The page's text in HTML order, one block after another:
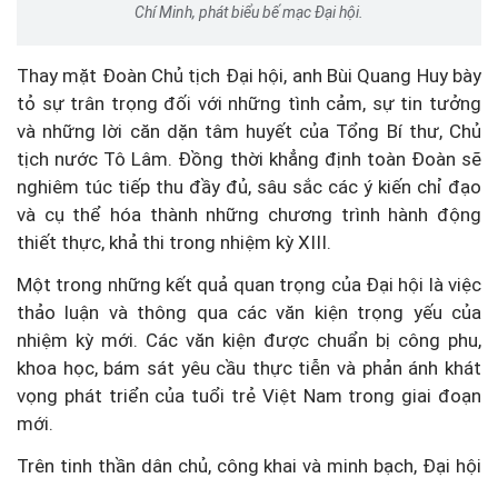
Chí Minh, phát biểu bế mạc Đại hội.
Thay mặt Đoàn Chủ tịch Đại hội, anh Bùi Quang Huy bày
tỏ sự trân trọng đối với những tình cảm, sự tin tưởng
và những lời căn dặn tâm huyết của Tổng Bí thư, Chủ
tịch nước Tô Lâm. Đồng thời khẳng định toàn Đoàn sẽ
nghiêm túc tiếp thu đầy đủ, sâu sắc các ý kiến chỉ đạo
và cụ thể hóa thành những chương trình hành động
thiết thực, khả thi trong nhiệm kỳ XIII.
Một trong những kết quả quan trọng của Đại hội là việc
thảo luận và thông qua các văn kiện trọng yếu của
nhiệm kỳ mới. Các văn kiện được chuẩn bị công phu,
khoa học, bám sát yêu cầu thực tiễn và phản ánh khát
vọng phát triển của tuổi trẻ Việt Nam trong giai đoạn
mới.
Trên tinh thần dân chủ, công khai và minh bạch, Đại hội